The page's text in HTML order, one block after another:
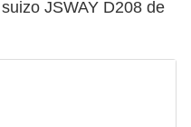
JSWAY D208 de